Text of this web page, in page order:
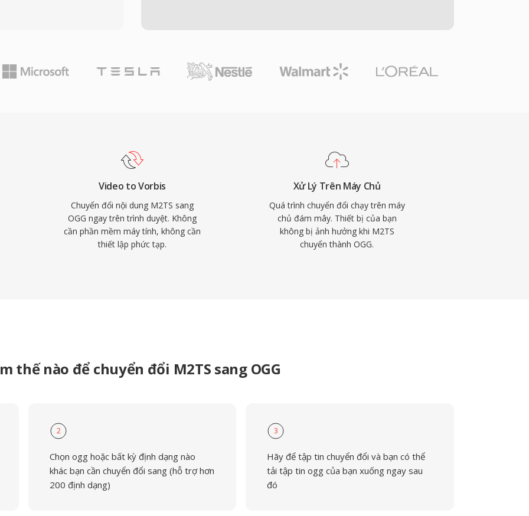
có phí cấp phép —
và nhà sản xuất
lý do nó vẫn phổ biến
hạn hẹp và hàng
VLC, Firefox,
nguyên bản.
Video to Vorbis
Chuyển đổi nội dung M2TS sang
OGG ngay trên trình duyệt. Không
cần phần mềm máy tính, không cần
thiết lập phức tạp.
Xử Lý Trên Máy Chủ
Quá trình chuyển đổi chạy trên máy
chủ đám mây. Thiết bị của bạn
không bị ảnh hưởng khi M2TS
chuyển thành OGG.
thế nào để chuyển đổi M2TS sang OGG
2
Chọn ogg hoặc bất kỳ định dạng nào
khác bạn cần chuyển đổi sang (hỗ trợ hơn
200 định dạng)
3
Hãy để tập tin chuyển đổi và bạn có thể
tải tập tin ogg của bạn xuống ngay sau
đó